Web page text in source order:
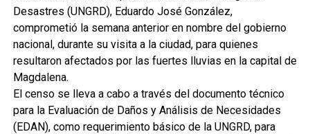
Desastres (UNGRD), Eduardo José González,
comprometió la semana anterior en nombre del gobierno
nacional, durante su visita a la ciudad, para quienes
resultaron afectados por las fuertes lluvias en la capital de
Magdalena.
El censo se lleva a cabo a través del documento técnico
para la Evaluación de Daños y Análisis de Necesidades
(EDAN), como requerimiento básico de la UNGRD, para